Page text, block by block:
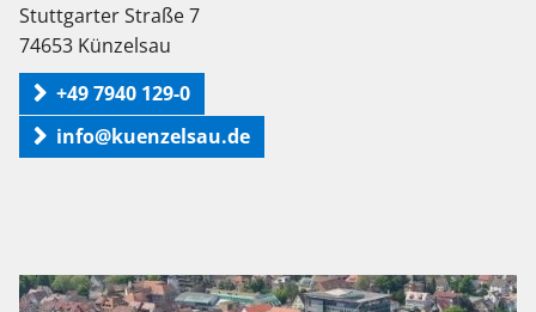
Stuttgarter Straße 7
74653 Künzelsau
+49 7940 129-0
info@kuenzelsau.de